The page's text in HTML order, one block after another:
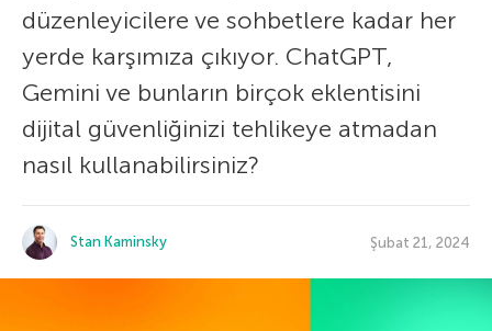
düzenleyicilere ve sohbetlere kadar her
yerde karşımıza çıkıyor. ChatGPT,
Gemini ve bunların birçok eklentisini
dijital güvenliğinizi tehlikeye atmadan
nasıl kullanabilirsiniz?
Stan Kaminsky Şubat 21, 2024